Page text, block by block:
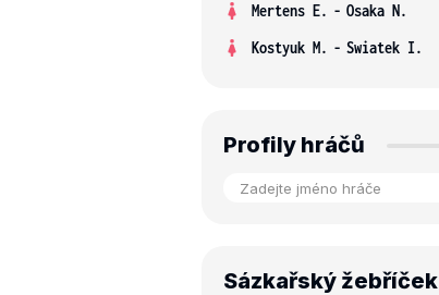
Mertens E. - Osaka N.
Kostyuk M. - Swiatek I.
Profily hráčů
Sázkařský žebříček